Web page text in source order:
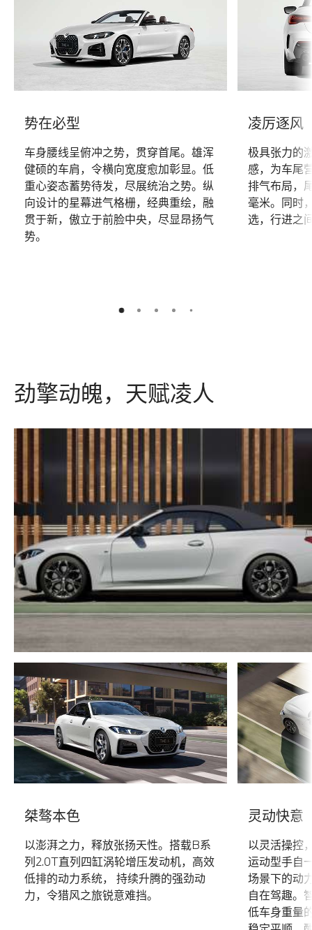
势在必型
车身腰线呈俯冲之势，贯穿首尾。雄浑
健硕的车肩，令横向宽度愈加彰显。低
重心姿态蓄势待发，尽展统治之势。纵
向设计的星幕进气格栅，经典重绘，融
贯于新，傲立于前脸中央，尽显昂扬气
势。
凌厉逐风
极具张力的
感，为车尾
排气布局，
毫米。同时
选，行进之
1 5
劲擎动魄，天赋凌人
桀骜本色
以澎湃之力，释放张扬天性。搭载B系
列2.0T直列四缸涡轮增压发动机，高效
低排的动力系统， 持续升腾的强劲动
力，令猎风之旅锐意难挡。
灵动快意
以灵活操控
运动型手自
场景下的动
自在驾趣。
低车身重量